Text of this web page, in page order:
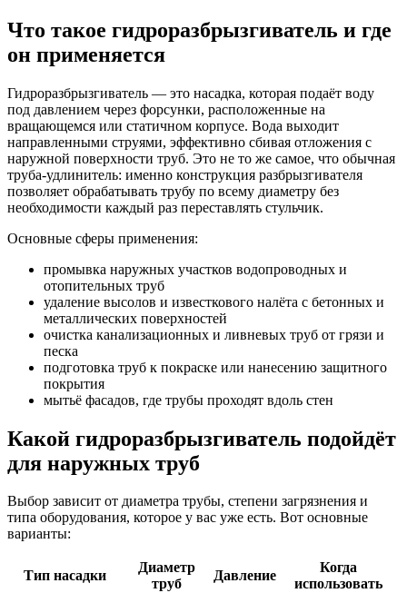
Что такое гидроразбрызгиватель и где
он применяется
Гидроразбрызгиватель — это насадка, которая подаёт воду
под давлением через форсунки, расположенные на
вращающемся или статичном корпусе. Вода выходит
направленными струями, эффективно сбивая отложения с
наружной поверхности труб. Это не то же самое, что обычная
труба-удлинитель: именно конструкция разбрызгивателя
позволяет обрабатывать трубу по всему диаметру без
необходимости каждый раз переставлять стульчик.
Основные сферы применения:
промывка наружных участков водопроводных и
отопительных труб
удаление высолов и известкового налёта с бетонных и
металлических поверхностей
очистка канализационных и ливневых труб от грязи и
песка
подготовка труб к покраске или нанесению защитного
покрытия
мытьё фасадов, где трубы проходят вдоль стен
Какой гидроразбрызгиватель подойдёт
для наружных труб
Выбор зависит от диаметра трубы, степени загрязнения и
типа оборудования, которое у вас уже есть. Вот основные
варианты:
Тип насадки
Диаметр
труб
Давление
Когда
использовать